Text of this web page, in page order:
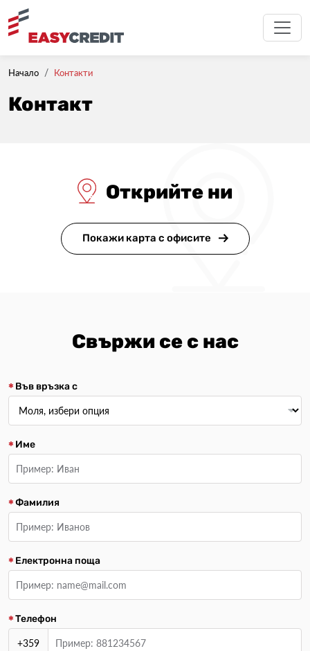
Начало Контакти
Контакт
Открийте ни
Покажи карта с офисите
Свържи се с нас
Във връзка с
Име
Фамилия
Електронна поща
Телефон
+359